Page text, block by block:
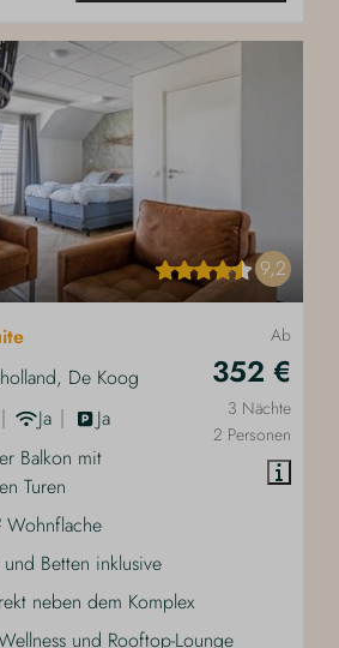
9,2
Ab
352 €
3 Nächte
2 Personen
De Koog
Ja
Ja
Balkon mit
Turen
Wohnflache
Betten inklusive
neben dem Komplex
und Rooftop-Lounge